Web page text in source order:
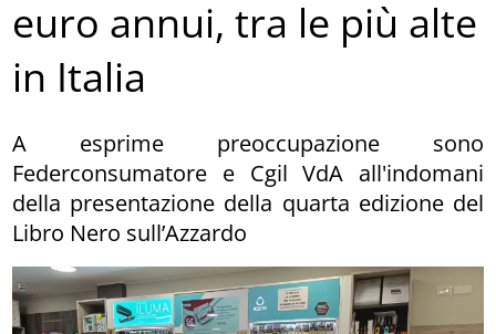
euro annui, tra le più alte
in Italia
A esprime preoccupazione sono
Federconsumatore e Cgil VdA all'indomani
della presentazione della quarta edizione del
Libro Nero sull’Azzardo